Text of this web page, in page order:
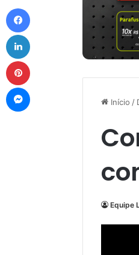
Início /
Equipe